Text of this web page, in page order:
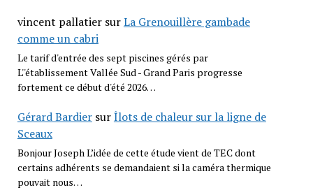
vincent pallatiersurLa Grenouillère gambade
comme un cabri
Le tarif d'entrée des sept piscines gérés par
L''établissement Vallée Sud - Grand Paris progresse
fortement ce début d'été 2026…
Gérard BardiersurÎlots de chaleur sur la ligne de
Sceaux
Bonjour Joseph L’idée de cette étude vient de TEC dont
certains adhérents se demandaient si la caméra thermique
pouvait nous…